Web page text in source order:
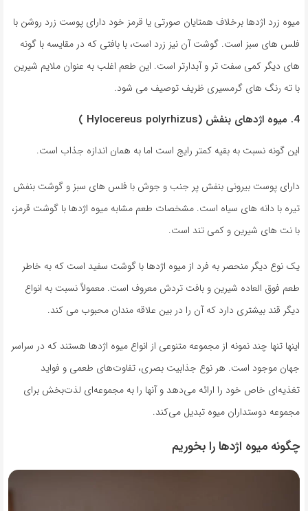
میوه زرد اژدها برخلاف همتایان صورتی یا قرمز خود دارای پوست زرد روشن با
فلس های سبز است. گوشت آن نیز زرد است، با بافتی که در مقایسه با گونه
های دیگر کمی سفت تر و آبدارتر است. این طعم اغلب به عنوان ملایم شیرین
با ته رنگ های گرمسیری ظریف توصیف می شود.
4. میوه اژدهای بنفش (Hylocereus polyrhizus )
این گونه نسبت به بقیه کمتر رایج است اما به همان اندازه جذاب است.
دارای پوست بیرونی بنفش پر جنب و جوش با فلس های سبز و گوشت بنفش
تیره با دانه های سیاه است. مشخصات طعم مشابه میوه اژدها با گوشت قرمز،
با نت های شیرین و کمی تند است.
یک نوع دیگر منحصر به فرد از میوه اژدها با گوشت سفید است که به خاطر
طعم فوق العاده شیرین و بافت تردش معروف است. معمولاً نسبت به انواع
دیگر قند بیشتری دارد که آن را در بین علاقه مندان محبوب می کند.
اینها تنها چند نمونه از مجموعه متنوعی از انواع میوه اژدها هستند که در سراسر
جهان موجود است. هر نوع جذابیت بصری، تفاوت‌های طعمی و فواید
تغذیه‌ای خاص خود را ارائه می‌دهد و آنها را به مجموعه‌ای لذت‌بخش برای
مجموعه دوستداران میوه تبدیل می‌کند.
چگونه میوه اژدها را بخوریم